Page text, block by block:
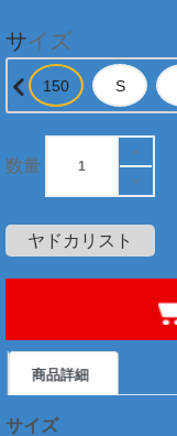
サイズ
数量
ヤドカリスト
商品詳細
サイズ